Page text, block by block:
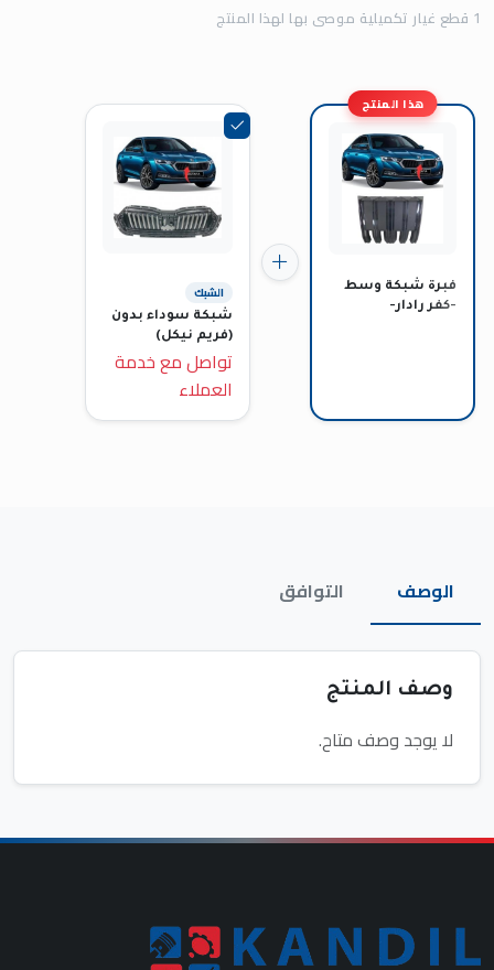
1 قطع غيار تكميلية موصى بها لهذا المنتج
هذا المنتج
فبرة شبكة وسط
-كفر رادار-
الشبك
شبكة سوداء بدون
(فريم نيكل)
تواصل مع خدمة
العملاء
الوصف التوافق
وصف المنتج
لا يوجد وصف متاح.